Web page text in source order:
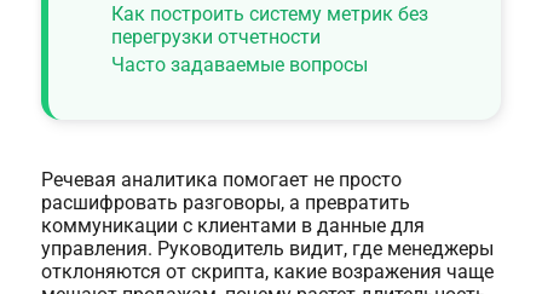
Как построить систему метрик без
перегрузки отчетности
Часто задаваемые вопросы
Речевая аналитика помогает не просто
расшифровать разговоры, а превратить
коммуникации с клиентами в данные для
управления. Руководитель видит, где менеджеры
отклоняются от скрипта, какие возражения чаще